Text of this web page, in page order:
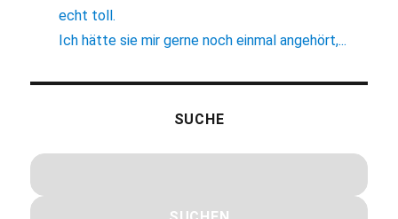
echt toll.
Ich hätte sie mir gerne noch einmal angehört,...
SUCHE